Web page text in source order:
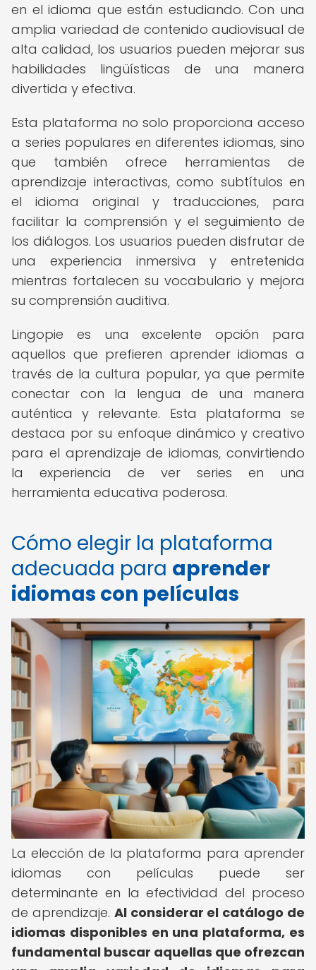
en el idioma que están estudiando. Con una
amplia variedad de contenido audiovisual de
alta calidad, los usuarios pueden mejorar sus
habilidades lingüísticas de una manera
divertida y efectiva.
Esta plataforma no solo proporciona acceso
a series populares en diferentes idiomas, sino
que también ofrece herramientas de
aprendizaje interactivas, como subtítulos en
el idioma original y traducciones, para
facilitar la comprensión y el seguimiento de
los diálogos. Los usuarios pueden disfrutar de
una experiencia inmersiva y entretenida
mientras fortalecen su vocabulario y mejora
su comprensión auditiva.
Lingopie es una excelente opción para
aquellos que prefieren aprender idiomas a
través de la cultura popular, ya que permite
conectar con la lengua de una manera
auténtica y relevante. Esta plataforma se
destaca por su enfoque dinámico y creativo
para el aprendizaje de idiomas, convirtiendo
la experiencia de ver series en una
herramienta educativa poderosa.
Cómo elegir la plataforma
adecuada para aprender
idiomas con películas
La elección de la plataforma para aprender
idiomas con películas puede ser
determinante en la efectividad del proceso
de aprendizaje. Al considerar el catálogo de
idiomas disponibles en una plataforma, es
fundamental buscar aquellas que ofrezcan